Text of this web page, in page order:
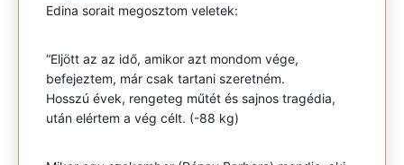
Edina sorait megosztom veletek:
“Eljött az az idő, amikor azt mondom vége,
befejeztem, már csak tartani szeretném.
Hosszú évek, rengeteg műtét és sajnos tragédia,
után elértem a vég célt. (-88 kg)